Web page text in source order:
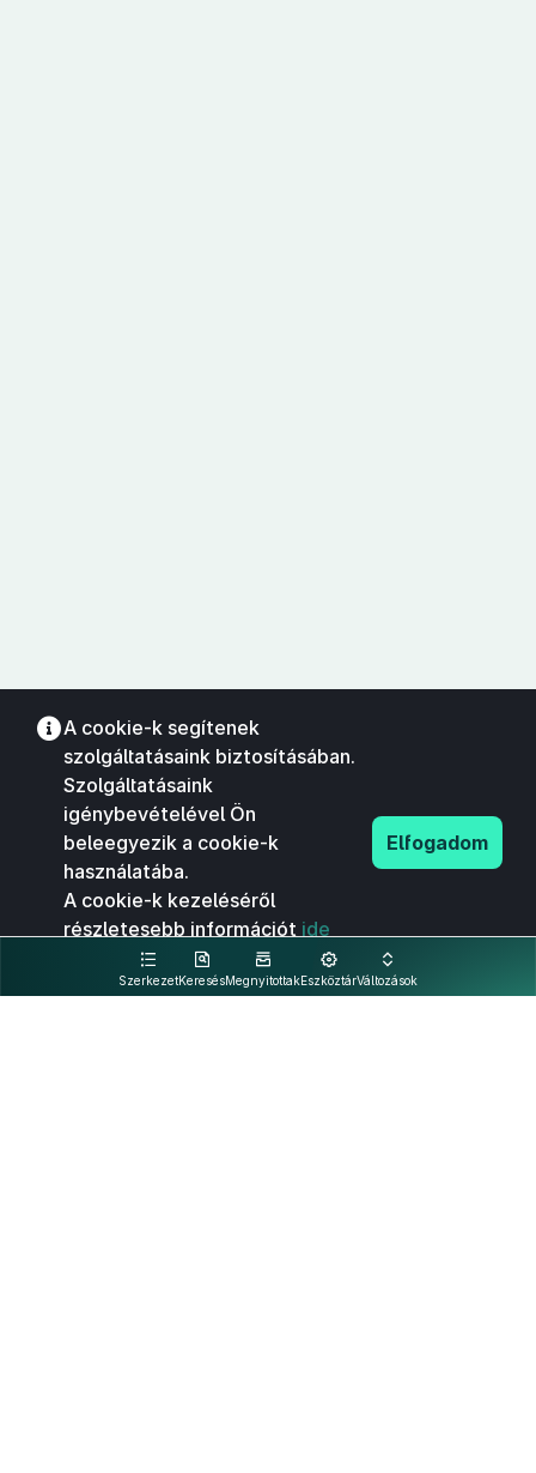
SzerkezetKeresésMegnyitottakEszköztárVáltozások
A cookie-k segítenek
szolgáltatásaink biztosításában.
Szolgáltatásaink
igénybevételével Ön
beleegyezik a cookie-k
használatába.
A cookie-k kezeléséről
részletesebb információt ide
kattintva olvashat.
Elfogadom